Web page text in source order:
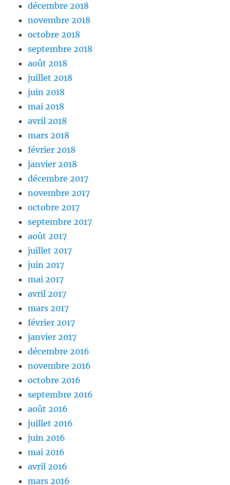
décembre 2018
novembre 2018
octobre 2018
septembre 2018
août 2018
juillet 2018
juin 2018
mai 2018
avril 2018
mars 2018
février 2018
janvier 2018
décembre 2017
novembre 2017
octobre 2017
septembre 2017
août 2017
juillet 2017
juin 2017
mai 2017
avril 2017
mars 2017
février 2017
janvier 2017
décembre 2016
novembre 2016
octobre 2016
septembre 2016
août 2016
juillet 2016
juin 2016
mai 2016
avril 2016
mars 2016